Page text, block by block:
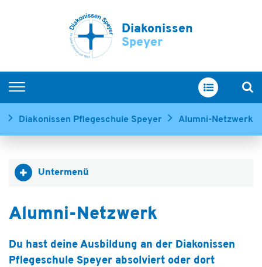
Diakonissen
Speyer
Startseite
Ausbildung
Fort- und Weiterbildung
Offene Stellen
Diakonissen Pflegeschule Speyer Alumni-Netzwerk
Untermenü
Alumni-Netzwerk
Du hast deine Ausbildung an der Diakonissen
Pflegeschule Speyer absolviert oder dort